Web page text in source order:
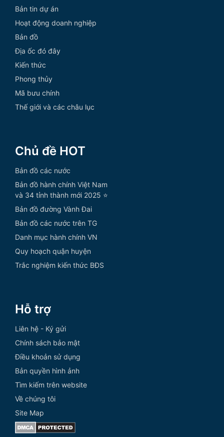
Bản tin dự án
Hoạt động doanh nghiệp
Bản đồ
Địa ốc đó đây
Kiến thức
Phong thủy
Mã bưu chính
Thế giới và các châu lục
Chủ đề HOT
Bản đồ các nước
Bản đồ hành chính Việt Nam
và 34 tỉnh thành mới 2025 ⭐
Bản đồ đường Vành Đai
Bản đồ các nước trên TG
Danh mục hành chính VN
Quy hoạch quận huyện
Trắc nghiệm kiến thức BĐS
Hỗ trợ
Liên hệ - Ký gửi
Chính sách bảo mật
Điều khoản sử dụng
Bản quyền hình ảnh
Tìm kiếm trên website
Về chúng tôi
Site Map